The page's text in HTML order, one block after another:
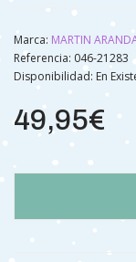
Marca: MARTIN
Referencia: 046-21283
Disponibilidad: En
49,95€